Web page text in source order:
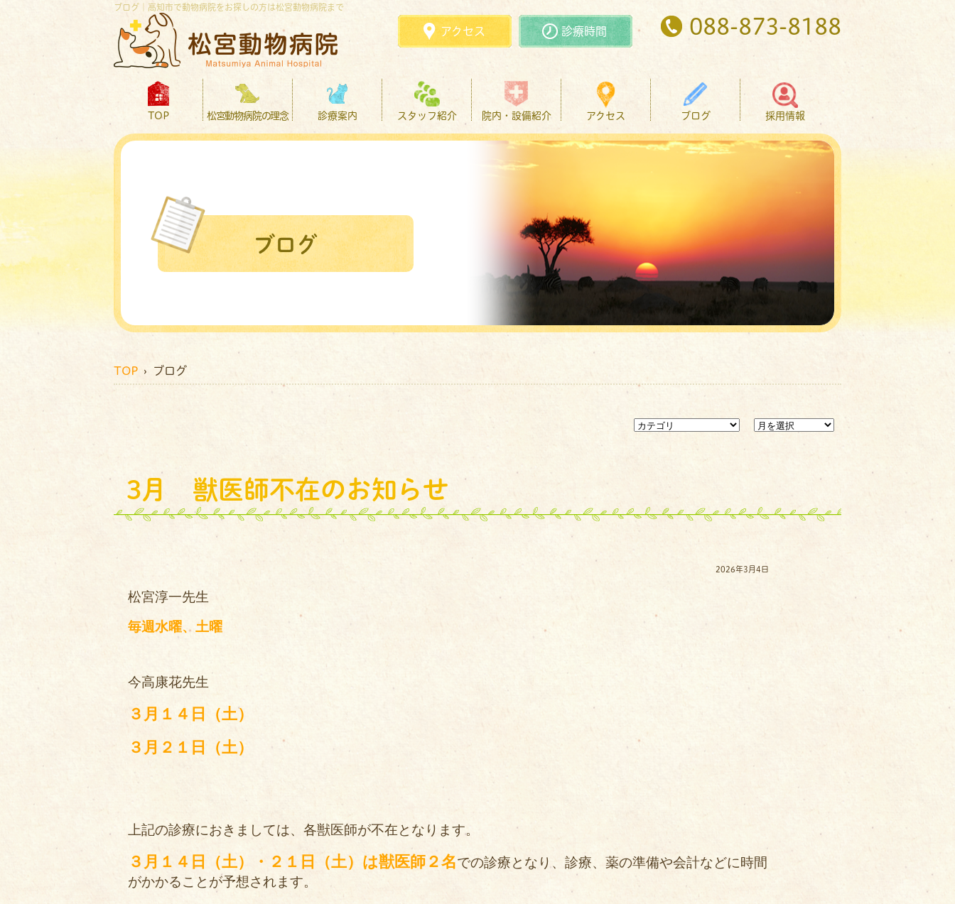
ブログ｜高知市で動物病院をお探しの方は松宮動物病院まで
088-873-8188
アクセス 診療時間
TOP 松宮動物病院の理念 診療案内 スタッフ紹介 院内・設備紹介 アクセス ブログ 採用情報
ブログ
TOP › ブログ
3月 獣医師不在のお知らせ
2026年3月4日
松宮淳一先生
毎週水曜、土曜
今高康花先生
３月１４日（土）
３月２１日（土）
上記の診療におきましては、各獣医師が不在となります。
３月１４日（土）・２１日（土）は獣医師２名での診療となり、診療、薬の準備や会計などに時間
がかかることが予想されます。